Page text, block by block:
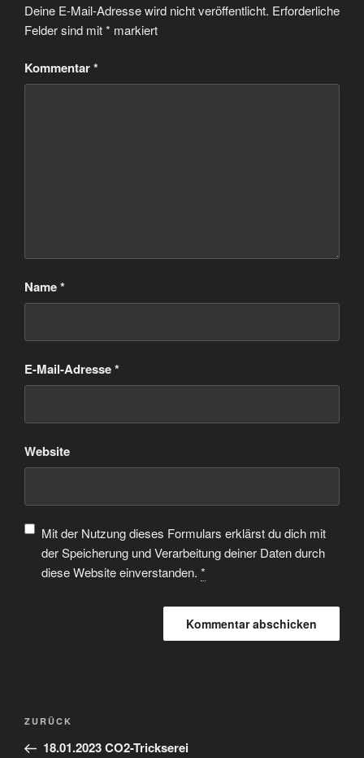
Deine E-Mail-Adresse wird nicht veröffentlicht. Erforderliche
Felder sind mit* markiert
Kommentar*
Name*
E-Mail-Adresse*
Website
Mit der Nutzung dieses Formulars erklärst du dich mit
der Speicherung und Verarbeitung deiner Daten durch
diese Website einverstanden. *
ZURÜCK
18.01.2023 CO2-Trickserei